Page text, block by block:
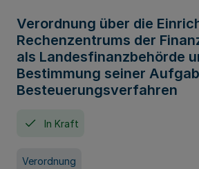
Verordnung über die
Rechenzentrums der
als Landesfinanzbehörde
Bestimmung seiner
Besteuerungsverfahren
In Kraft
Verordnung